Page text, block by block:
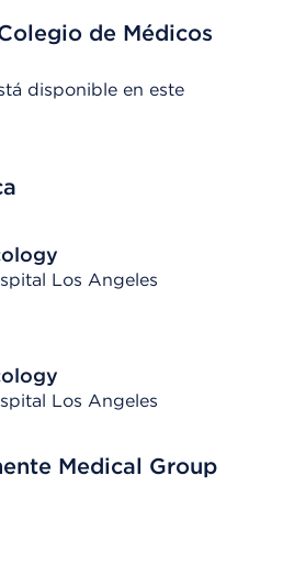
de Médicos
disponible en este
Los Angeles
Los Angeles
Medical Group